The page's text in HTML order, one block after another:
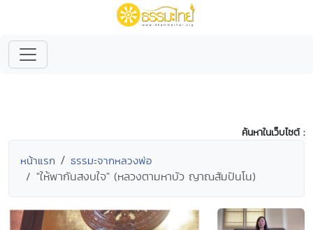
ค้นหาในเว็บไซต์ :
หน้าแรก ธรรมะจากหลวงพ่อ
"ให้พากันสงบใจ" (หลวงตามหาบัว ญาณสัมปันโน)